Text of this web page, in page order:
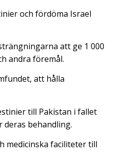
och fördöma Israel
att ge 1 000
andra föremål.
att hålla
till Pakistan i fallet
deras behandling.
medicinska faciliteter till